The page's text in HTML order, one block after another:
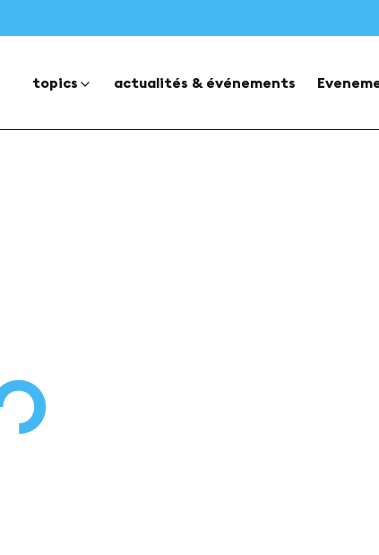
topics actualités & événements